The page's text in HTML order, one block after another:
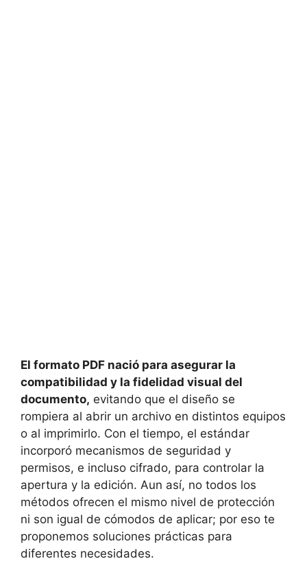
El formato PDF nació para asegurar la
compatibilidad y la fidelidad visual del
documento, evitando que el diseño se
rompiera al abrir un archivo en distintos equipos
o al imprimirlo. Con el tiempo, el estándar
incorporó mecanismos de seguridad y
permisos, e incluso cifrado, para controlar la
apertura y la edición. Aun así, no todos los
métodos ofrecen el mismo nivel de protección
ni son igual de cómodos de aplicar; por eso te
proponemos soluciones prácticas para
diferentes necesidades.